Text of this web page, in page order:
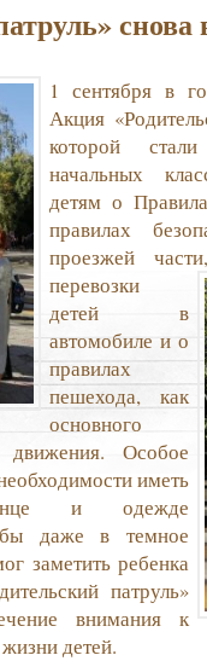
снова
1 сентября в
Акция
которой
начальных
детям о
правилах
проезжей
перевозки
детей в
автомобиле и о
правилах
пешехода, как
основного
движения. Особое
иметь
и одежде
даже в темное
заметить ребенка
патруль»
внимания к
детей.